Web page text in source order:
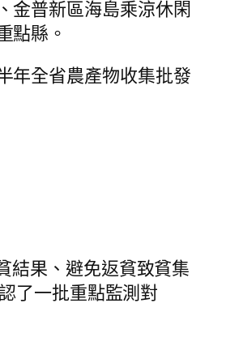
金普新區海島乘涼休閑
點縣。
年全省農產物收集批發
結果、避免返貧致貧集
了一批重點監測對